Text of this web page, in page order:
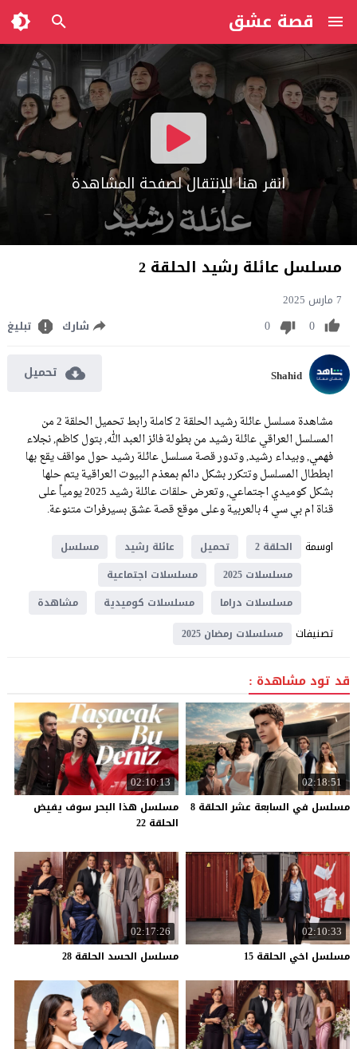
قصة عشق
انقر هنا للإنتقال لصفحة المشاهدة
مسلسل عائلة رشيد الحلقة 2
7 مارس 2025
0
0 شارك تبليغ
Shahid تحميل
مشاهدة مسلسل عائلة رشيد الحلقة 2 كاملة رابط تحميل الحلقة 2 من
المسلسل العراقي عائلة رشيد من بطولة فائز العبد الله, بتول كاظم, نجلاء
فهمي, وبيداء رشيد, وتدور قصة مسلسل عائلة رشيد حول مواقف يقع بها
ابططال المسلسل وتتكرر بشكل دائم بمعذم البيوت العراقية يتم حلها
بشكل كوميدي اجتماعي, وتعرض حلقات عائلة رشيد 2025 يومياً على
قناة ام بي سي 4 بالعربية وعلى موقع قصة عشق بسيرفرات متنوعة.
اوسمة
الحلقة 2 تحميل عائلة رشيد
مسلسل
مسلسلات 2025
مسلسلات اجتماعية
مسلسلات دراما
مسلسلات كوميدية مشاهدة
تصنيفات مسلسلات رمضان 2025
قد تود مشاهدة :
02:18:51
مسلسل في السابعة عشر الحلقة 8
02:10:13
مسلسل هذا البحر سوف يفيض
الحلقة 22
02:10:33
مسلسل اخي الحلقة 15
02:17:26
مسلسل الحسد الحلقة 28